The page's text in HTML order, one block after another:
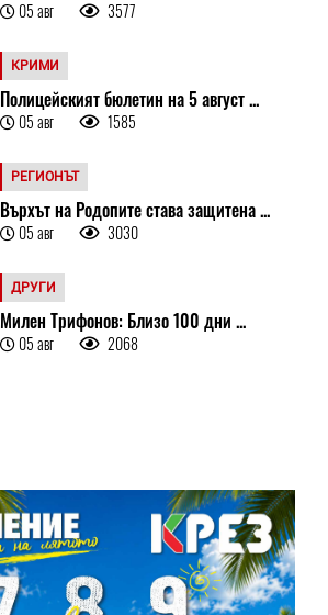
05 авг 3577
КРИМИ
Полицейският бюлетин на 5 август ...
05 авг 1585
РЕГИОНЪТ
Върхът на Родопите става защитена ...
05 авг 3030
ДРУГИ
Милен Трифонов: Близо 100 дни ...
05 авг 2068